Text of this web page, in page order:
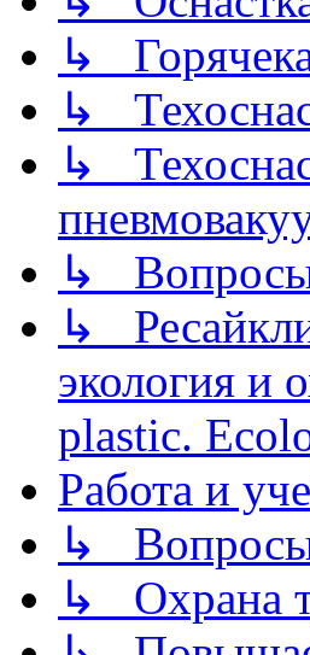
↳
↳
↳
↳ Вопросы
↳
экология и
plastic.
Работа и
↳ Вопросы
↳ Охрана